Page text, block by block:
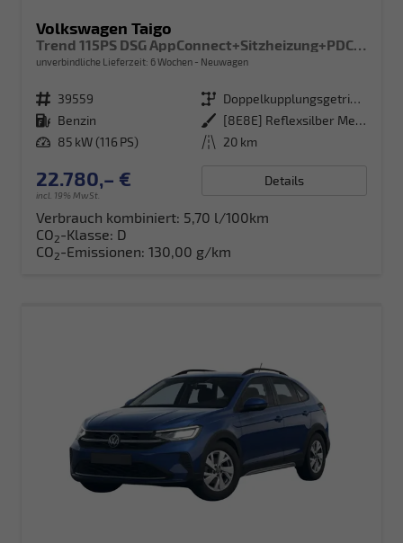
Volkswagen Taigo
Trend 115PS DSG AppConnect+Sitzheizung+PDC+Alu16+LED+DAB+FrontAssist
unverbindliche Lieferzeit: 6 Wochen Neuwagen
Fahrzeugnr. 39559 Getriebe
Doppelkupplungsgetriebe (DSG)
Kraftstoff Benzin Außenfarbe
[8E8E] Reflexsilber Metallic
Leistung 85 kW (116 PS) Kilometerstand 20 km
22.780,– €
incl. 19% MwSt.
Details
Verbrauch kombiniert: 5,70 l/100km
CO2-Klasse: D
CO2-Emissionen: 130,00 g/km